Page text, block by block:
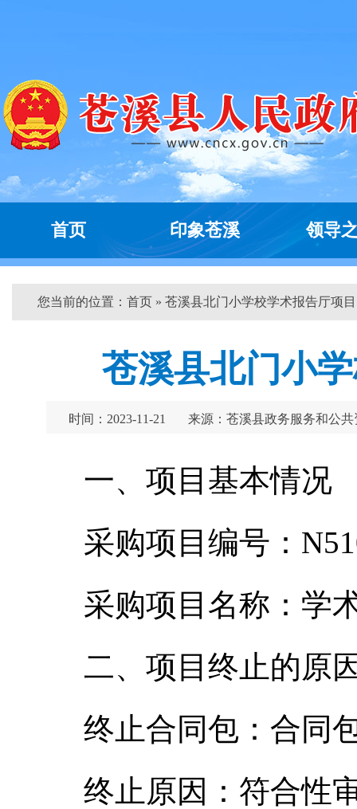
首页 印象苍溪 领导
您当前的位置： 首页 » 苍溪县北门小学校学术报告厅项
苍溪县北门小
时间：2023-11-21 来源：苍溪县政务服务和公
一、项目基本情况
采购项目编号：
采购项目名称：学
二、项目终止的原
终止合同包：合同
终止原因：符合性